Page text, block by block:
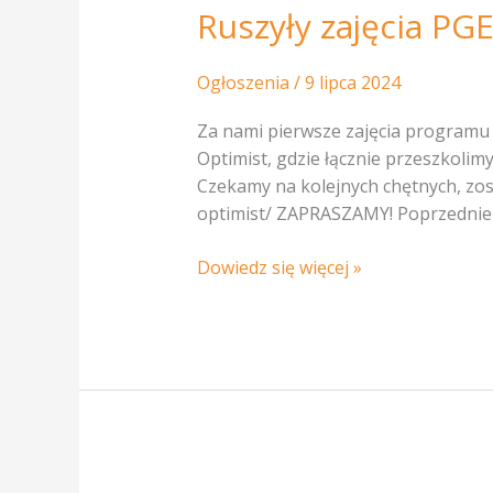
Ruszyły zajęcia
Ogłoszenia /9 lipca 2024
Za nami pierwsze zajęcia
Optimist, gdzie łącznie
Czekamy na kolejnych chętnych,
optimist/ ZAPRASZAMY!
PGE
PolSailing
–
Edukacja
Optimist
Dowiedz się więcej »